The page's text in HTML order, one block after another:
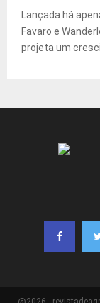
Lançada há
Favaro e
projeta um